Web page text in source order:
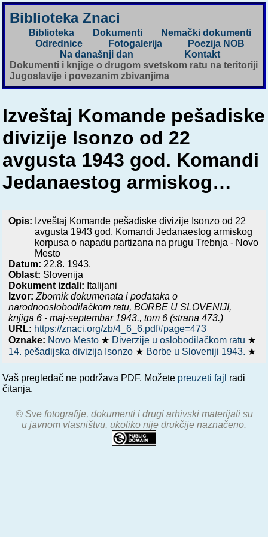
Biblioteka Znaci
Biblioteka Dokumenti
Nemački dokumenti
Odrednice
Fotogalerija
Poezija NOB
Na današnji dan
Kontakt
Dokumenti i knjige o drugom svetskom ratu na teritoriji
Jugoslavije i povezanim zbivanjima
Izveštaj Komande pešadiske
divizije Isonzo od 22
avgusta 1943 god. Komandi
Jedanaestog armiskog…
Opis: Izveštaj Komande pešadiske divizije Isonzo od 22
avgusta 1943 god. Komandi Jedanaestog armiskog
korpusa o napadu partizana na prugu Trebnja - Novo
Mesto
Datum: 22.8. 1943.
Oblast: Slovenija
Dokument izdali: Italijani
Izvor: Zbornik dokumenata i podataka o
narodnooslobodilačkom ratu,BORBE U SLOVENIJI,
knjiga 6 - maj-septembar 1943., tom 6 (strana 473.)
URL: https://znaci.org/zb/4_6_6.pdf#page=473
Oznake: Novo Mesto ★ Diverzije u oslobodilačkom ratu ★
14. pešadijska divizija Isonzo ★ Borbe u Sloveniji 1943. ★
Vaš pregledač ne podržava PDF. Možete preuzeti fajl radi
čitanja.
© Sve fotografije, dokumenti i drugi arhivski materijali su
u javnom vlasništvu, ukoliko nije drukčije naznačeno.